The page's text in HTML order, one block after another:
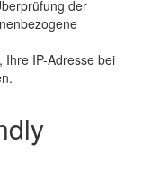
der
Ihre IP-Adresse bei